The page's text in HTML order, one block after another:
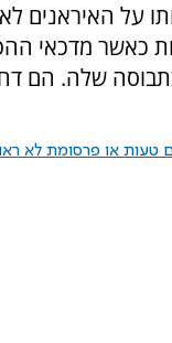
על
כאשר מדכאי
שלה. הם
או פרסומת לא